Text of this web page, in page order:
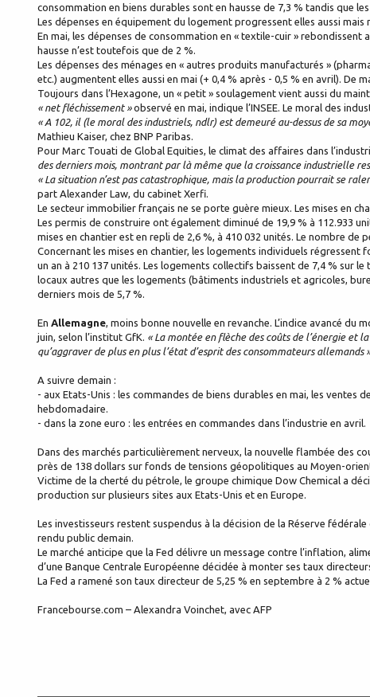
consommation en biens durables sont en hausse de 7,3 % tandis que
Les dépenses en équipement du logement progressent elles aussi mais
En mai, les dépenses de consommation en « textile-cuir » rebondissent
hausse n’est toutefois que de 2 %.
Les dépenses des ménages en « autres produits manufacturés »
etc.) augmentent elles aussi en mai (+ 0,4 % après - 0,5 % en avril). De
Toujours dans l’Hexagone, un « petit » soulagement vient aussi du
« net fléchissement »observé en mai, indique l’INSEE. Le moral des
« A 102, il (le moral des industriels, ndlr) est demeuré au-dessus de sa
Mathieu Kaiser, chez BNP Paribas.
Pour Marc Touati de Global Equities, le climat des affaires dans
des derniers mois, montrant par là même que la croissance industrielle
« La situation n’est pas catastrophique, mais la production pourrait se
part Alexander Law, du cabinet Xerfi.
Le secteur immobilier français ne se porte guère mieux. Les mises en
Les permis de construire ont également diminué de 19,9 % à 112.933
mises en chantier est en repli de 2,6 %, à 410 032 unités. Le nombre de
Concernant les mises en chantier, les logements individuels
un an à 210 137 unités. Les logements collectifs baissent de 7,4 % sur
locaux autres que les logements (bâtiments industriels et agricoles,
derniers mois de 5,7 %.
En Allemagne, moins bonne nouvelle en revanche. L’indice avancé du
juin, selon l’institut GfK. « La montée en flèche des coûts de l’énergie et
qu’aggraver de plus en plus l’état d’esprit des consommateurs allemands »
A suivre demain :
- aux Etats-Unis : les commandes de biens durables en mai, les
hebdomadaire.
- dans la zone euro : les entrées en commandes dans l’industrie en avril.
Dans des marchés particulièrement nerveux, la nouvelle flambée des
près de 138 dollars sur fonds de tensions géopolitiques au Moyen-
Victime de la cherté du pétrole, le groupe chimique Dow Chemical a
production sur plusieurs sites aux Etats-Unis et en Europe.
Les investisseurs restent suspendus à la décision de la Réserve
rendu public demain.
Le marché anticipe que la Fed délivre un message contre l’inflation,
d’une Banque Centrale Européenne décidée à monter ses taux
La Fed a ramené son taux directeur de 5,25 % en septembre à 2 %
Francebourse.com – Alexandra Voinchet, avec AFP